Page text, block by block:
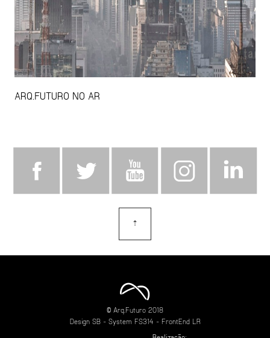
ARQ.FUTURO NO AR
⇡
© Arq.Futuro 2018
Design SB- System FS314 - FrontEnd LR